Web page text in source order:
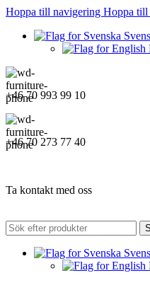
Hoppa till navigering Hoppa till
+46 70 993 99 10
+46 70 273 77 40
Ta kontakt med oss